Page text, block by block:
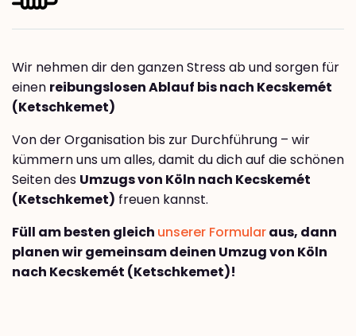
Wir nehmen dir den ganzen Stress ab und sorgen für
einen reibungslosen Ablauf bis nach Kecskemét
(Ketschkemet)
Von der Organisation bis zur Durchführung – wir
kümmern uns um alles, damit du dich auf die schönen
Seiten des Umzugs von Köln nach Kecskemét
(Ketschkemet) freuen kannst.
Füll am besten gleich unserer Formularaus, dann
planen wir gemeinsam deinen Umzug von Köln
nach Kecskemét (Ketschkemet)!